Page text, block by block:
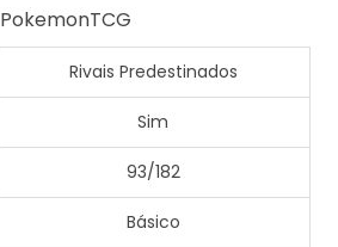
PokemonTCG
Rivais Predestinados
Sim
93/182
Básico